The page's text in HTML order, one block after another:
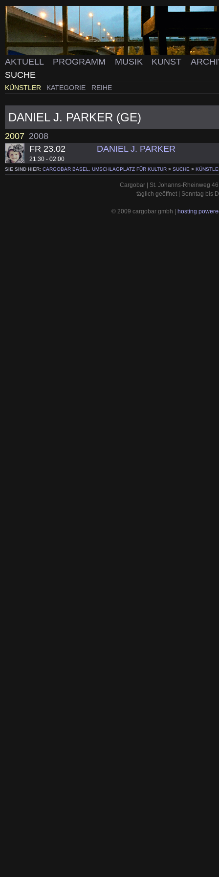
AKTUELL PROGRAMM MUSIK KUNST
SUCHE
KÜNSTLER KATEGORIE REIHE
DANIEL J. PARKER (GE)
2007 2008
FR 23.02
21:30 - 02:00
DANIEL J. PARKER
SIE SIND HIER: CARGOBAR BASEL, UMSCHLAGPLATZ FÜR KULTUR > SUCHE >
Cargobar | St. Johanns-Rheinweg
täglich geöffnet | Sonntag bis
© 2009 cargobar gmbh | hosting